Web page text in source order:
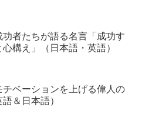
功者たちが語る名言「成功す
心構え」（日本語・英語）
チベーションを上げる偉人の
＆日本語）